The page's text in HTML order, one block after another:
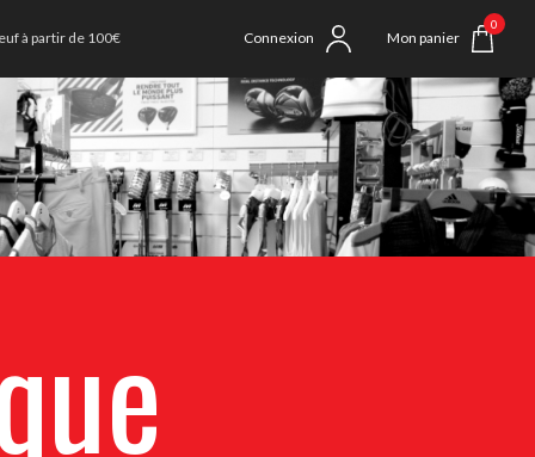
à partir de 100€ Connexion Mon panier
0